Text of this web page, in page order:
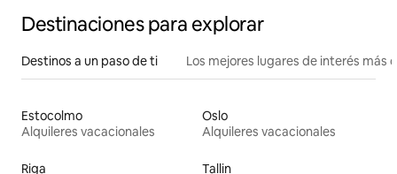
Destinaciones para explorar
Destinos a un paso de ti Los mejores lugares de interés más
Estocolmo
Alquileres vacacionales
Oslo
Alquileres vacacionales
Riga
Tallin